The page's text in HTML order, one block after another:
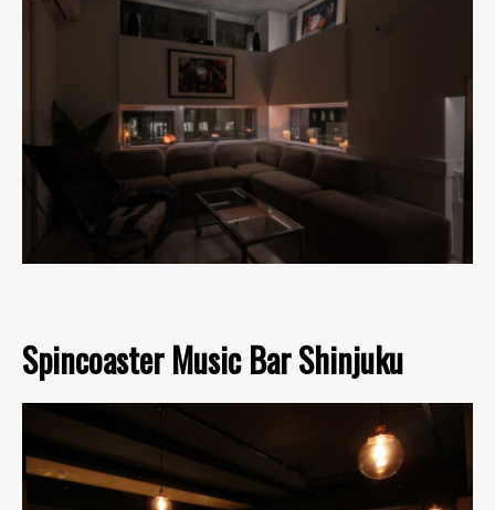
Spincoaster Music Bar Shinjuku